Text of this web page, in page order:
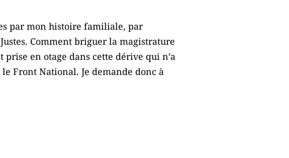
par mon histoire familiale, par
Comment briguer la magistrature
en otage dans cette dérive qui n’a
Front National. Je demande donc à